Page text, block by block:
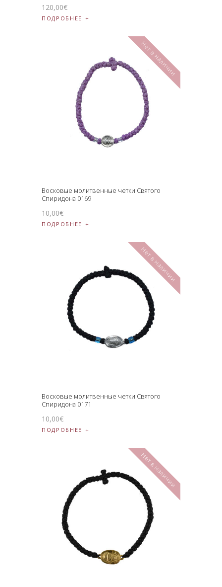
120,00€
ПОДРОБНЕЕ
Нет в наличии
Восковые молитвенные четки Святого
Спиридона 0169
10,00€
ПОДРОБНЕЕ
Нет в наличии
Восковые молитвенные четки Святого
Спиридона 0171
10,00€
ПОДРОБНЕЕ
Нет в наличии